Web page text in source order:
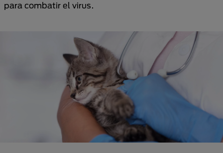
para combatir el virus.